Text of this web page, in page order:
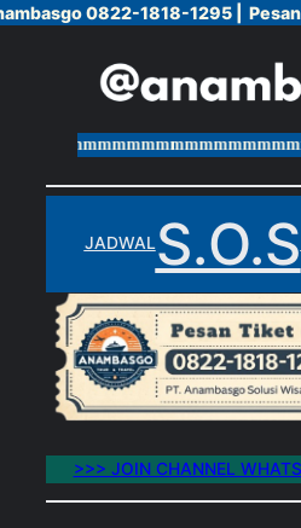
0822-1818-1295 |
JADWALS.O.S
>>> JOIN CHANNEL
0822-1818-1295 |